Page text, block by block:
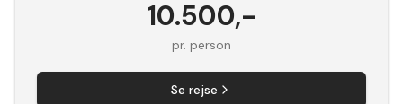
10.500,-
pr. person
Se rejse